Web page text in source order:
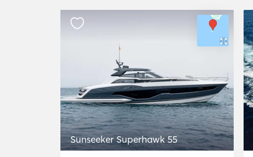
Sunseeker Superhawk 55